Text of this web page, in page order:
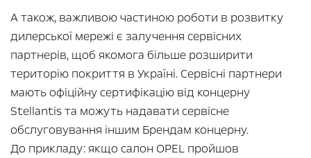
А також, важливою частиною роботи в розвитку
дилерської мережі є залучення сервісних
партнерів, щоб якомога більше розширити
територію покриття в Україні. Сервісні партнери
мають офіційну сертифікацію від концерну
Stellantis та можуть надавати сервісне
обслуговування іншим Брендам концерну.
До прикладу: якщо салон OPEL пройшов